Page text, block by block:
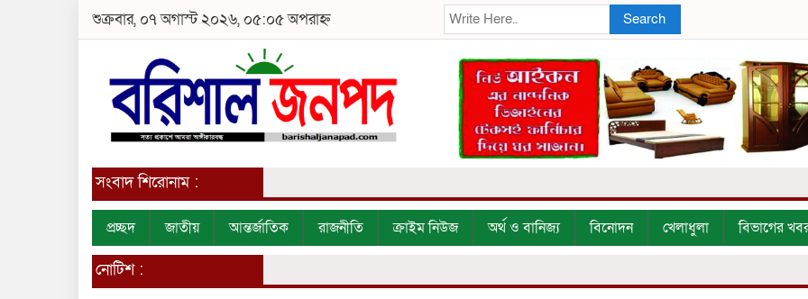
শুক্রবার, ০৭ অগাস্ট ২০২৬, ০৫:০৫ অপরাহ্ন Search
সংবাদ শিরোনাম :
প্রচ্ছদ জাতীয় আন্তর্জাতিক রাজনীতি ক্রাইম নিউজ অর্থ ও বানিজ্য বিনোদন খেলাধুলা বিভাগের
নোটিশ :